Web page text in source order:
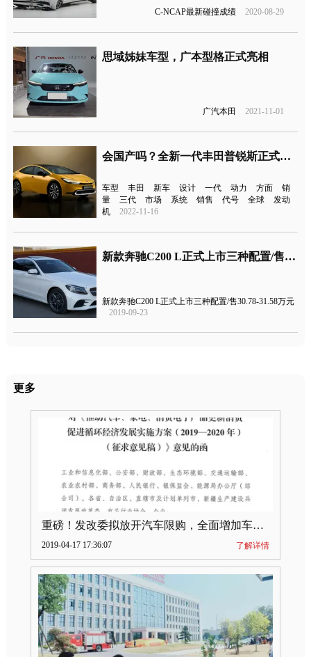
C-NCAP最新碰撞成绩 2020-08-29
思域姊妹车型，广本型格正式亮相
广汽本田 2021-11-01
会国产吗？全新一代丰田普锐斯正式发布
车型 丰田 新车 设计 一代 动力 方面
销
量
三代 市场 系统 销售 代号 全球
发动
机
2022-11-16
新款奔驰C200 L正式上市三种配置/售价30.78-31.58万元
新款奔驰C200 L正式上市三种配置/售30.78-31.58万元
2019-09-23
更多
重磅！发改委拟放开汽车限购，全面增加车牌指标
2019-04-17 17:36:07 了解详情